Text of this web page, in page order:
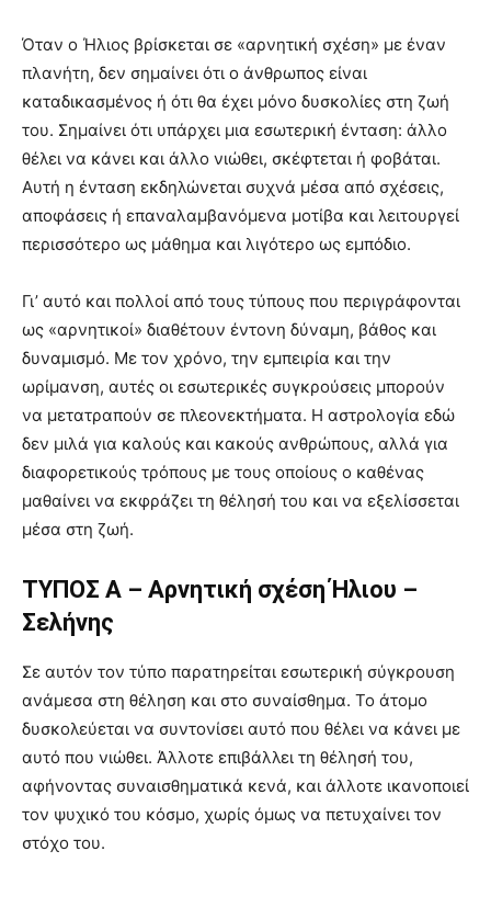
Όταν ο Ήλιος βρίσκεται σε «αρνητική σχέση» με έναν
πλανήτη, δεν σημαίνει ότι ο άνθρωπος είναι
καταδικασμένος ή ότι θα έχει μόνο δυσκολίες στη ζωή
του. Σημαίνει ότι υπάρχει μια εσωτερική ένταση: άλλο
θέλει να κάνει και άλλο νιώθει, σκέφτεται ή φοβάται.
Αυτή η ένταση εκδηλώνεται συχνά μέσα από σχέσεις,
αποφάσεις ή επαναλαμβανόμενα μοτίβα και λειτουργεί
περισσότερο ως μάθημα και λιγότερο ως εμπόδιο.
Γι’ αυτό και πολλοί από τους τύπους που περιγράφονται
ως «αρνητικοί» διαθέτουν έντονη δύναμη, βάθος και
δυναμισμό. Με τον χρόνο, την εμπειρία και την
ωρίμανση, αυτές οι εσωτερικές συγκρούσεις μπορούν
να μετατραπούν σε πλεονεκτήματα. Η αστρολογία εδώ
δεν μιλά για καλούς και κακούς ανθρώπους, αλλά για
διαφορετικούς τρόπους με τους οποίους ο καθένας
μαθαίνει να εκφράζει τη θέλησή του και να εξελίσσεται
μέσα στη ζωή.
ΤΥΠΟΣ Α – Αρνητική σχέση Ήλιου –
Σελήνης
Σε αυτόν τον τύπο παρατηρείται εσωτερική σύγκρουση
ανάμεσα στη θέληση και στο συναίσθημα. Το άτομο
δυσκολεύεται να συντονίσει αυτό που θέλει να κάνει με
αυτό που νιώθει. Άλλοτε επιβάλλει τη θέλησή του,
αφήνοντας συναισθηματικά κενά, και άλλοτε ικανοποιεί
τον ψυχικό του κόσμο, χωρίς όμως να πετυχαίνει τον
στόχο του.